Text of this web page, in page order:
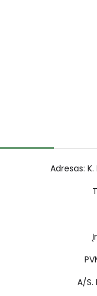
Adresas:
A/S.